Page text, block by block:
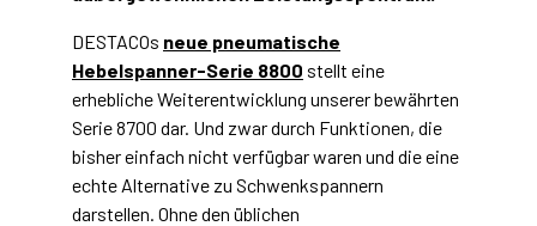
DESTACOs neue pneumatische
Hebelspanner-Serie 8800 stellt eine
erhebliche Weiterentwicklung unserer bewährten
Serie 8700 dar. Und zwar durch Funktionen, die
bisher einfach nicht verfügbar waren und die eine
echte Alternative zu Schwenkspannern
darstellen. Ohne den üblichen